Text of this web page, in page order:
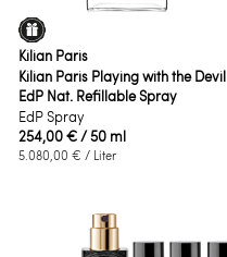
Kilian Paris
Kilian Paris Playing with the Devil
EdP Nat. Refillable Spray
EdP Spray
254,00 €/ 50 ml
5.080,00 € / Liter